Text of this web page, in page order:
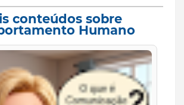
conteúdos sobre
Humano